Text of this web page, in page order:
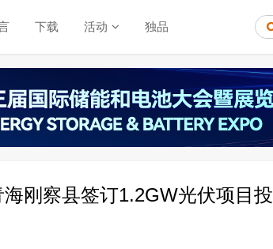
下载 活动 独品
刚察县签订1.2GW光伏项目投